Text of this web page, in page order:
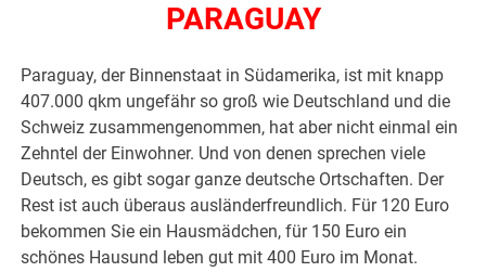
PARAGUAY
Paraguay, der Binnenstaat in Südamerika, ist mit knapp
407.000 qkm ungefähr so groß wie Deutschland und die
Schweiz zusammengenommen, hat aber nicht einmal ein
Zehntel der Einwohner. Und von denen sprechen viele
Deutsch, es gibt sogar ganze deutsche Ortschaften. Der
Rest ist auch überaus ausländerfreundlich. Für 120 Euro
bekommen Sie ein Hausmädchen, für 150 Euro ein
schönes Hausund leben gut mit 400 Euro im Monat.